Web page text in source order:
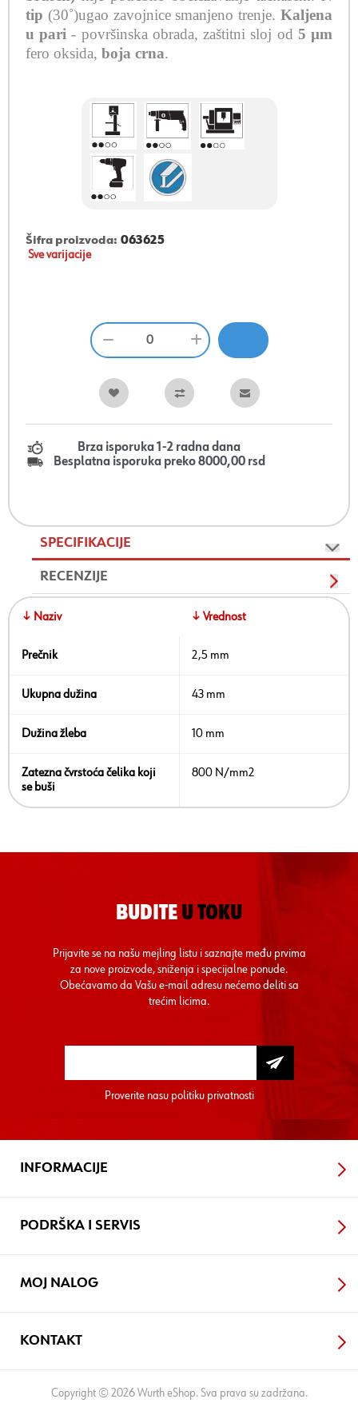
tip (30˚)ugao zavojnicesmanjeno trenje. Kaljena
u pari - površinska obrada, zaštitni sloj od 5 µm
fero oksida, boja crna.
Šifra proizvoda: 063625
Sve varijacije
Brza isporuka 1-2 radna dana
Besplatna isporuka preko 8000,00 rsd
SPECIFIKACIJE
RECENZIJE
↓ Naziv ↓ Vrednost
Prečnik 2,5 mm
Ukupna dužina 43 mm
Dužina žleba 10 mm
Zatezna čvrstoća čelika koji
se buši
800 N/mm2
BUDITE U TOKU
Prijavite se na našu mejling listu i saznajte među prvima
za nove proizvode, sniženja i specijalne ponude.
Obećavamo da Vašu e-mail adresu nećemo deliti sa
trećim licima.
Proverite nasu politiku privatnosti
INFORMACIJE
PODRŠKA I SERVIS
MOJ NALOG
KONTAKT
Copyright © 2026 Wurth eShop. Sva prava su zadržana.